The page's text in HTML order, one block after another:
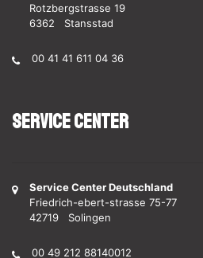
Rotzbergstrasse 19
6362 Stansstad
00 41 41 611 04 36
Service Center
Service Center Deutschland
Friedrich-ebert-strasse 75-77
42719 Solingen
00 49 212 88140012